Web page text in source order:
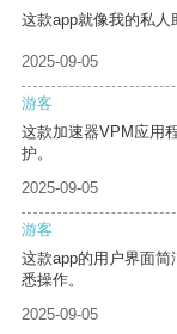
这款app就像我的私人
2025-09-05
游客
这款加速器VPM应用
护。
2025-09-05
游客
这款app的用户界面
悉操作。
2025-09-05